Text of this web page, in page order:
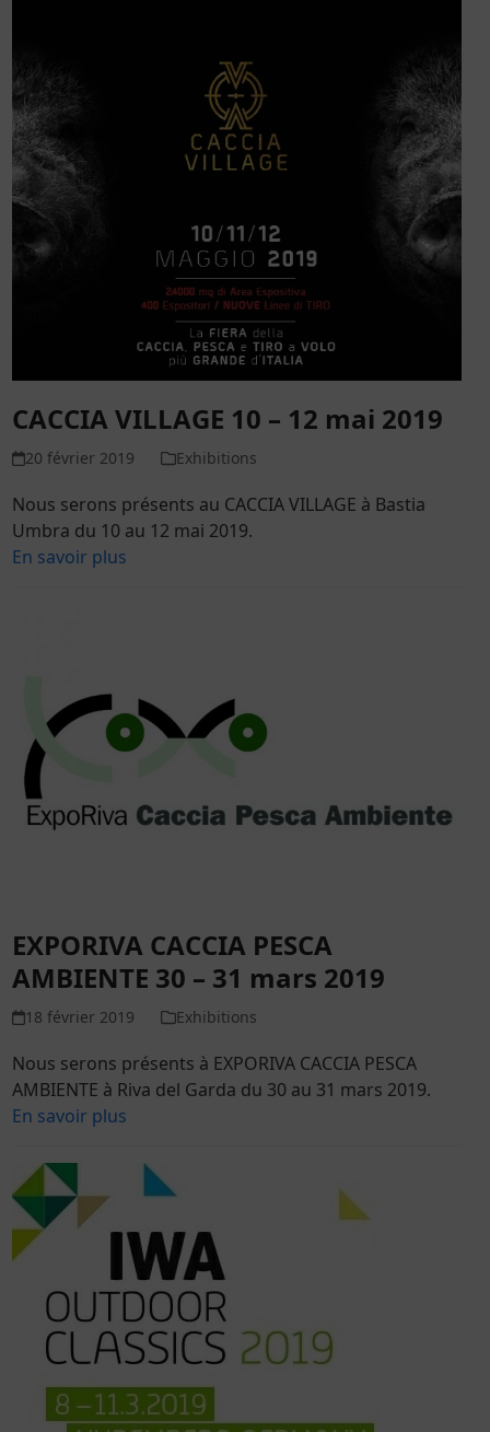
CACCIA VILLAGE 10 – 12 mai 2019
20 février 2019 Exhibitions
Nous serons présents au CACCIA VILLAGE à Bastia
Umbra du 10 au 12 mai 2019.
En savoir plus
EXPORIVA CACCIA PESCA
AMBIENTE 30 – 31 mars 2019
18 février 2019 Exhibitions
Nous serons présents à EXPORIVA CACCIA PESCA
AMBIENTE à Riva del Garda du 30 au 31 mars 2019.
En savoir plus